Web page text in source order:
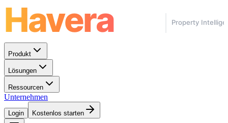
Produkt
Lösungen
Ressourcen
Unternehmen
Login Kostenlos starten